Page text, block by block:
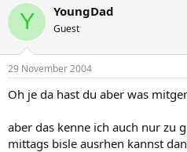
Y YoungDad
Guest
29 November 2004
Oh je da hast du aber was
aber das kenne ich auch nur zu
mittags bisle ausrhen kannst